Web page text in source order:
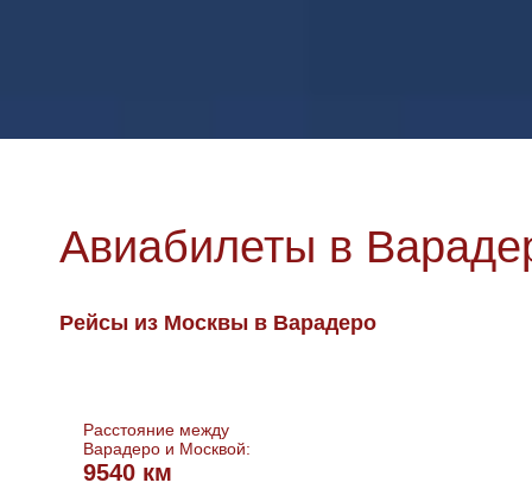
Авиабилеты в
Рейсы из Москвы в Варадеро
Расстояние между
Варадеро и Москвой:
9540 км